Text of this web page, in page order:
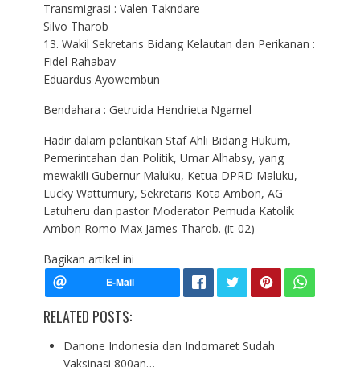
Transmigrasi : Valen Takndare
Silvo Tharob
13. Wakil Sekretaris Bidang Kelautan dan Perikanan :
Fidel Rahabav
Eduardus Ayowembun
Bendahara : Getruida Hendrieta Ngamel
Hadir dalam pelantikan Staf Ahli Bidang Hukum,
Pemerintahan dan Politik, Umar Alhabsy, yang
mewakili Gubernur Maluku, Ketua DPRD Maluku,
Lucky Wattumury, Sekretaris Kota Ambon, AG
Latuheru dan pastor Moderator Pemuda Katolik
Ambon Romo Max James Tharob. (it-02)
Bagikan artikel ini
RELATED POSTS:
Danone Indonesia dan Indomaret Sudah
Vaksinasi 800an…